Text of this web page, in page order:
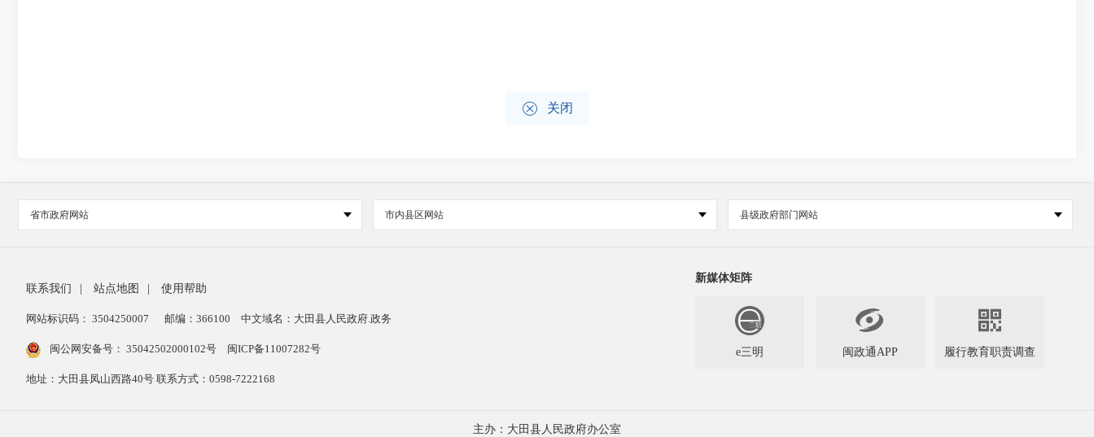
 关闭
省市政府网站 市内县区网站 县级政府部门网站
联系我们 站点地图 使用帮助
网站标识码： 3504250007 邮编：366100 中文域名：大田县人民政府.政务
闽公网安备号： 35042502000102号 闽ICP备11007282号
地址：大田县凤山西路40号 联系方式：0598-7222168
新媒体矩阵
e三明

闽政通APP

履行教育职责调查
主办：大田县人民政府办公室